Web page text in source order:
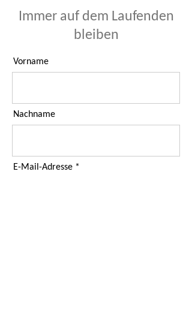
Immer auf dem Laufenden
bleiben
Vorname
Nachname
E-Mail-Adresse